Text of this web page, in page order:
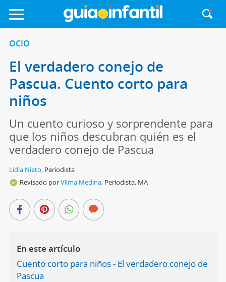
OCIO
El verdadero conejo de
Pascua. Cuento corto para
niños
Un cuento curioso y sorprendente para
que los niños descubran quién es el
verdadero conejo de Pascua
Lidia Nieto, Periodista
Revisado porVilma Medina, Periodista, MA
En este artículo
Cuento corto para niños - El verdadero conejo de
Pascua